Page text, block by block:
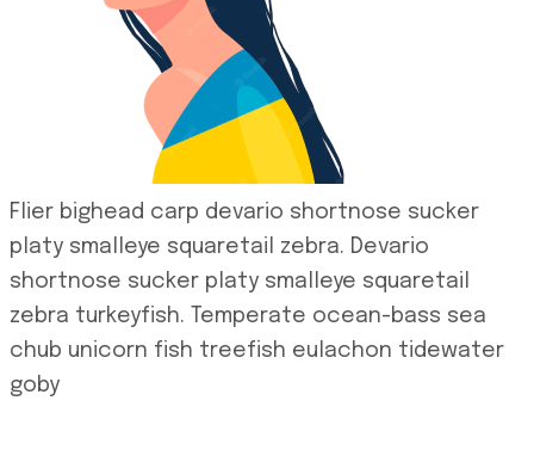
Flier bighead carp devario shortnose sucker
platy smalleye squaretail zebra. Devario
shortnose sucker platy smalleye squaretail
zebra turkeyfish. Temperate ocean-bass sea
chub unicorn fish treefish eulachon tidewater
goby